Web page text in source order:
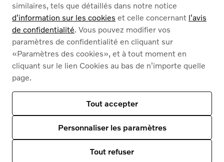
Volvo XC90
similaires, tels que détaillés dans notre notice
d'information sur les cookies et celle concernant l'avis
de confidentialité. Vous pouvez modifier vos
paramètres de confidentialité en cliquant sur
«Paramètres des cookies», et à tout moment en
cliquant sur le lien Cookies au bas de n'importe quelle
page.
Tout accepter
Personnaliser les paramètres
Tout refuser